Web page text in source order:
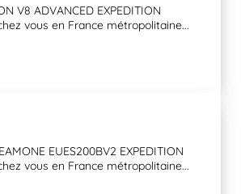
V8 ADVANCED EXPEDITION
vous en France métropolitaine...
EUES200BV2 EXPEDITION
vous en France métropolitaine...